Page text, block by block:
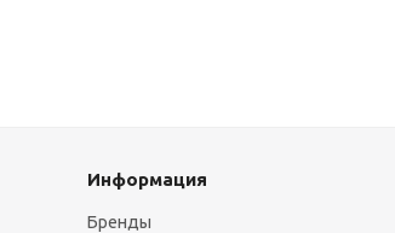
Информация
Бренды